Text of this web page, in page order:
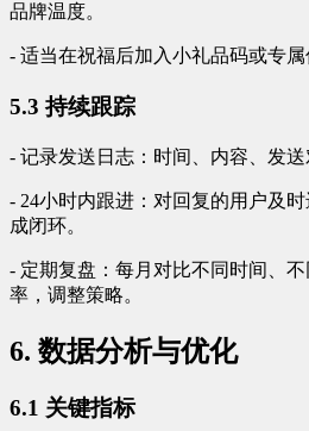
品牌温度。
- 适当在祝福后加入小礼品码或专属
5.3 持续跟踪
- 记录发送日志：时间、内容、发送
- 24小时内跟进：对回复的用户及
成闭环。
- 定期复盘：每月对比不同时间、
率，调整策略。
6. 数据分析与优化
6.1 关键指标